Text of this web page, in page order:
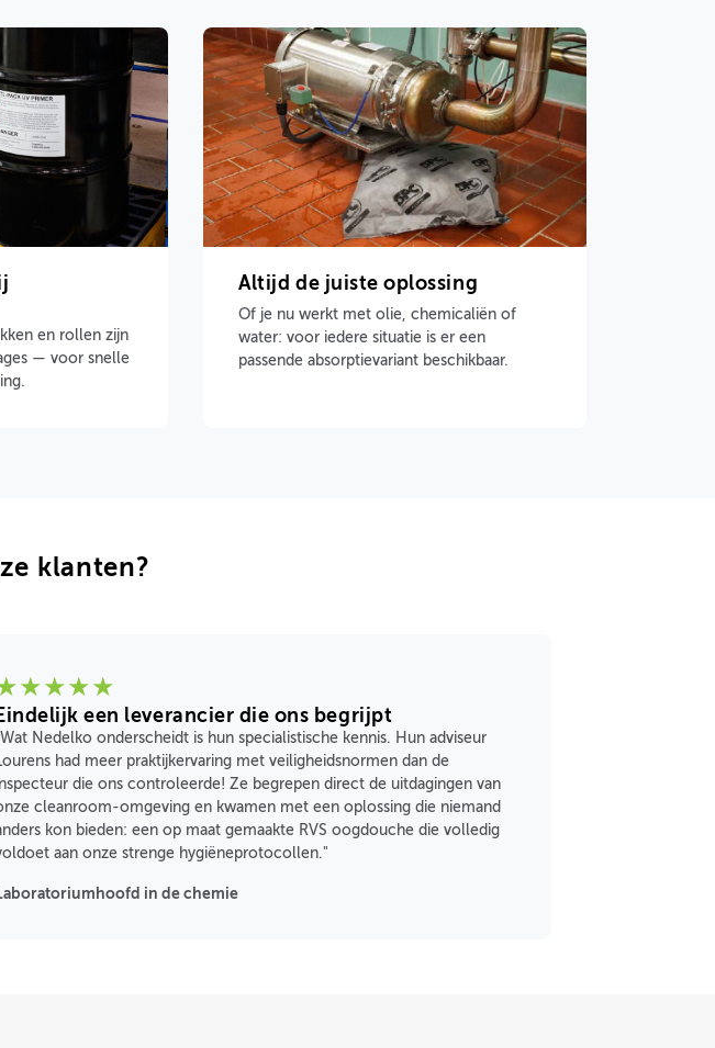
en rollen zijn
— voor snelle
Altijd de juiste oplossing
Of je nu werkt met olie, chemicaliën of
water: voor iedere situatie is er een
passende absorptievariant beschikbaar.
klanten?
★★★★
Eindelijk een leverancier die ons begrijpt
Nedelko onderscheidt is hun specialistische kennis. Hun adviseur
had meer praktijkervaring met veiligheidsnormen dan de
die ons controleerde! Ze begrepen direct de uitdagingen van
cleanroom-omgeving en kwamen met een oplossing die niemand
kon bieden: een op maat gemaakte RVS oogdouche die volledig
aan onze strenge hygiëneprotocollen."
in de chemie